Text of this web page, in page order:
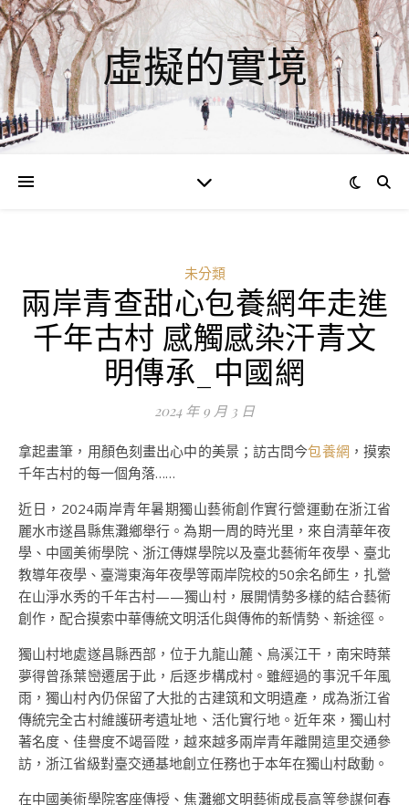
虛擬的實境
未分類
兩岸青查甜心包養網年走進
千年古村 感觸感染汗青文
明傳承_中國網
2024 年 9 月 3 日
拿起畫筆，用顏色刻畫出心中的美景；訪古問今包養網 ，摸索
千年古村的每一個角落……
近日，2024兩岸青年暑期獨山藝術創作實行營運動在浙江省
麗水市遂昌縣焦灘鄉舉行。為期一周的時光里，來自清華年夜
學、中國美術學院、浙江傳媒學院以及臺北藝術年夜學、臺北
教導年夜學、臺灣東海年夜學等兩岸院校的50余名師生，扎營
在山淨水秀的千年古村——獨山村，展開情勢多樣的結合藝術
創作，配合摸索中華傳統文明活化與傳佈的新情勢、新途徑。
獨山村地處遂昌縣西部，位于九龍山麓、烏溪江干，南宋時葉
夢得曾孫葉巒遷居于此，后逐步構成村。雖經過的事況千年風
雨，獨山村內仍保留了大批的古建筑和文明遺產，成為浙江省
傳統完全古村維護研考遺址地、活化實行地。近年來，獨山村
著名度、佳譽度不竭晉陞，越來越多兩岸青年離開這里交通參
訪，浙江省級對臺交通基地創立任務也于本年在獨山村啟動。
在中國美術學院客座傳授、焦灘鄉文明藝術成長高等參謀何春